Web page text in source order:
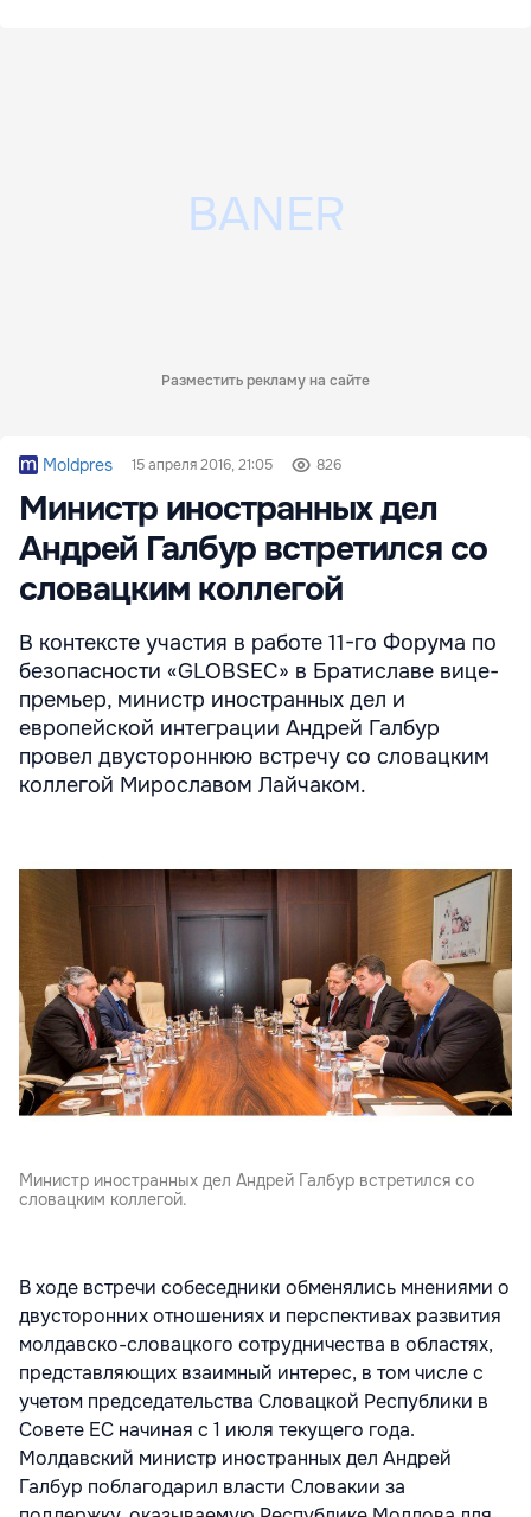
Разместить рекламу на сайте
Moldpres 15 апреля 2016, 21:05 826
Министр иностранных дел
Андрей Галбур встретился со
словацким коллегой
В контексте участия в работе 11-го Форума по
безопасности «GLOBSEC» в Братиславе вице-
премьер, министр иностранных дел и
европейской интеграции Андрей Галбур
провел двустороннюю встречу со словацким
коллегой Мирославом Лайчаком.
Министр иностранных дел Андрей Галбур встретился со
словацким коллегой.
В ходе встречи собеседники обменялись мнениями о
двусторонних отношениях и перспективах развития
молдавско-словацкого сотрудничества в областях,
представляющих взаимный интерес, в том числе с
учетом председательства Словацкой Республики в
Совете ЕС начиная с 1 июля текущего года.
Молдавский министр иностранных дел Андрей
Галбур поблагодарил власти Словакии за